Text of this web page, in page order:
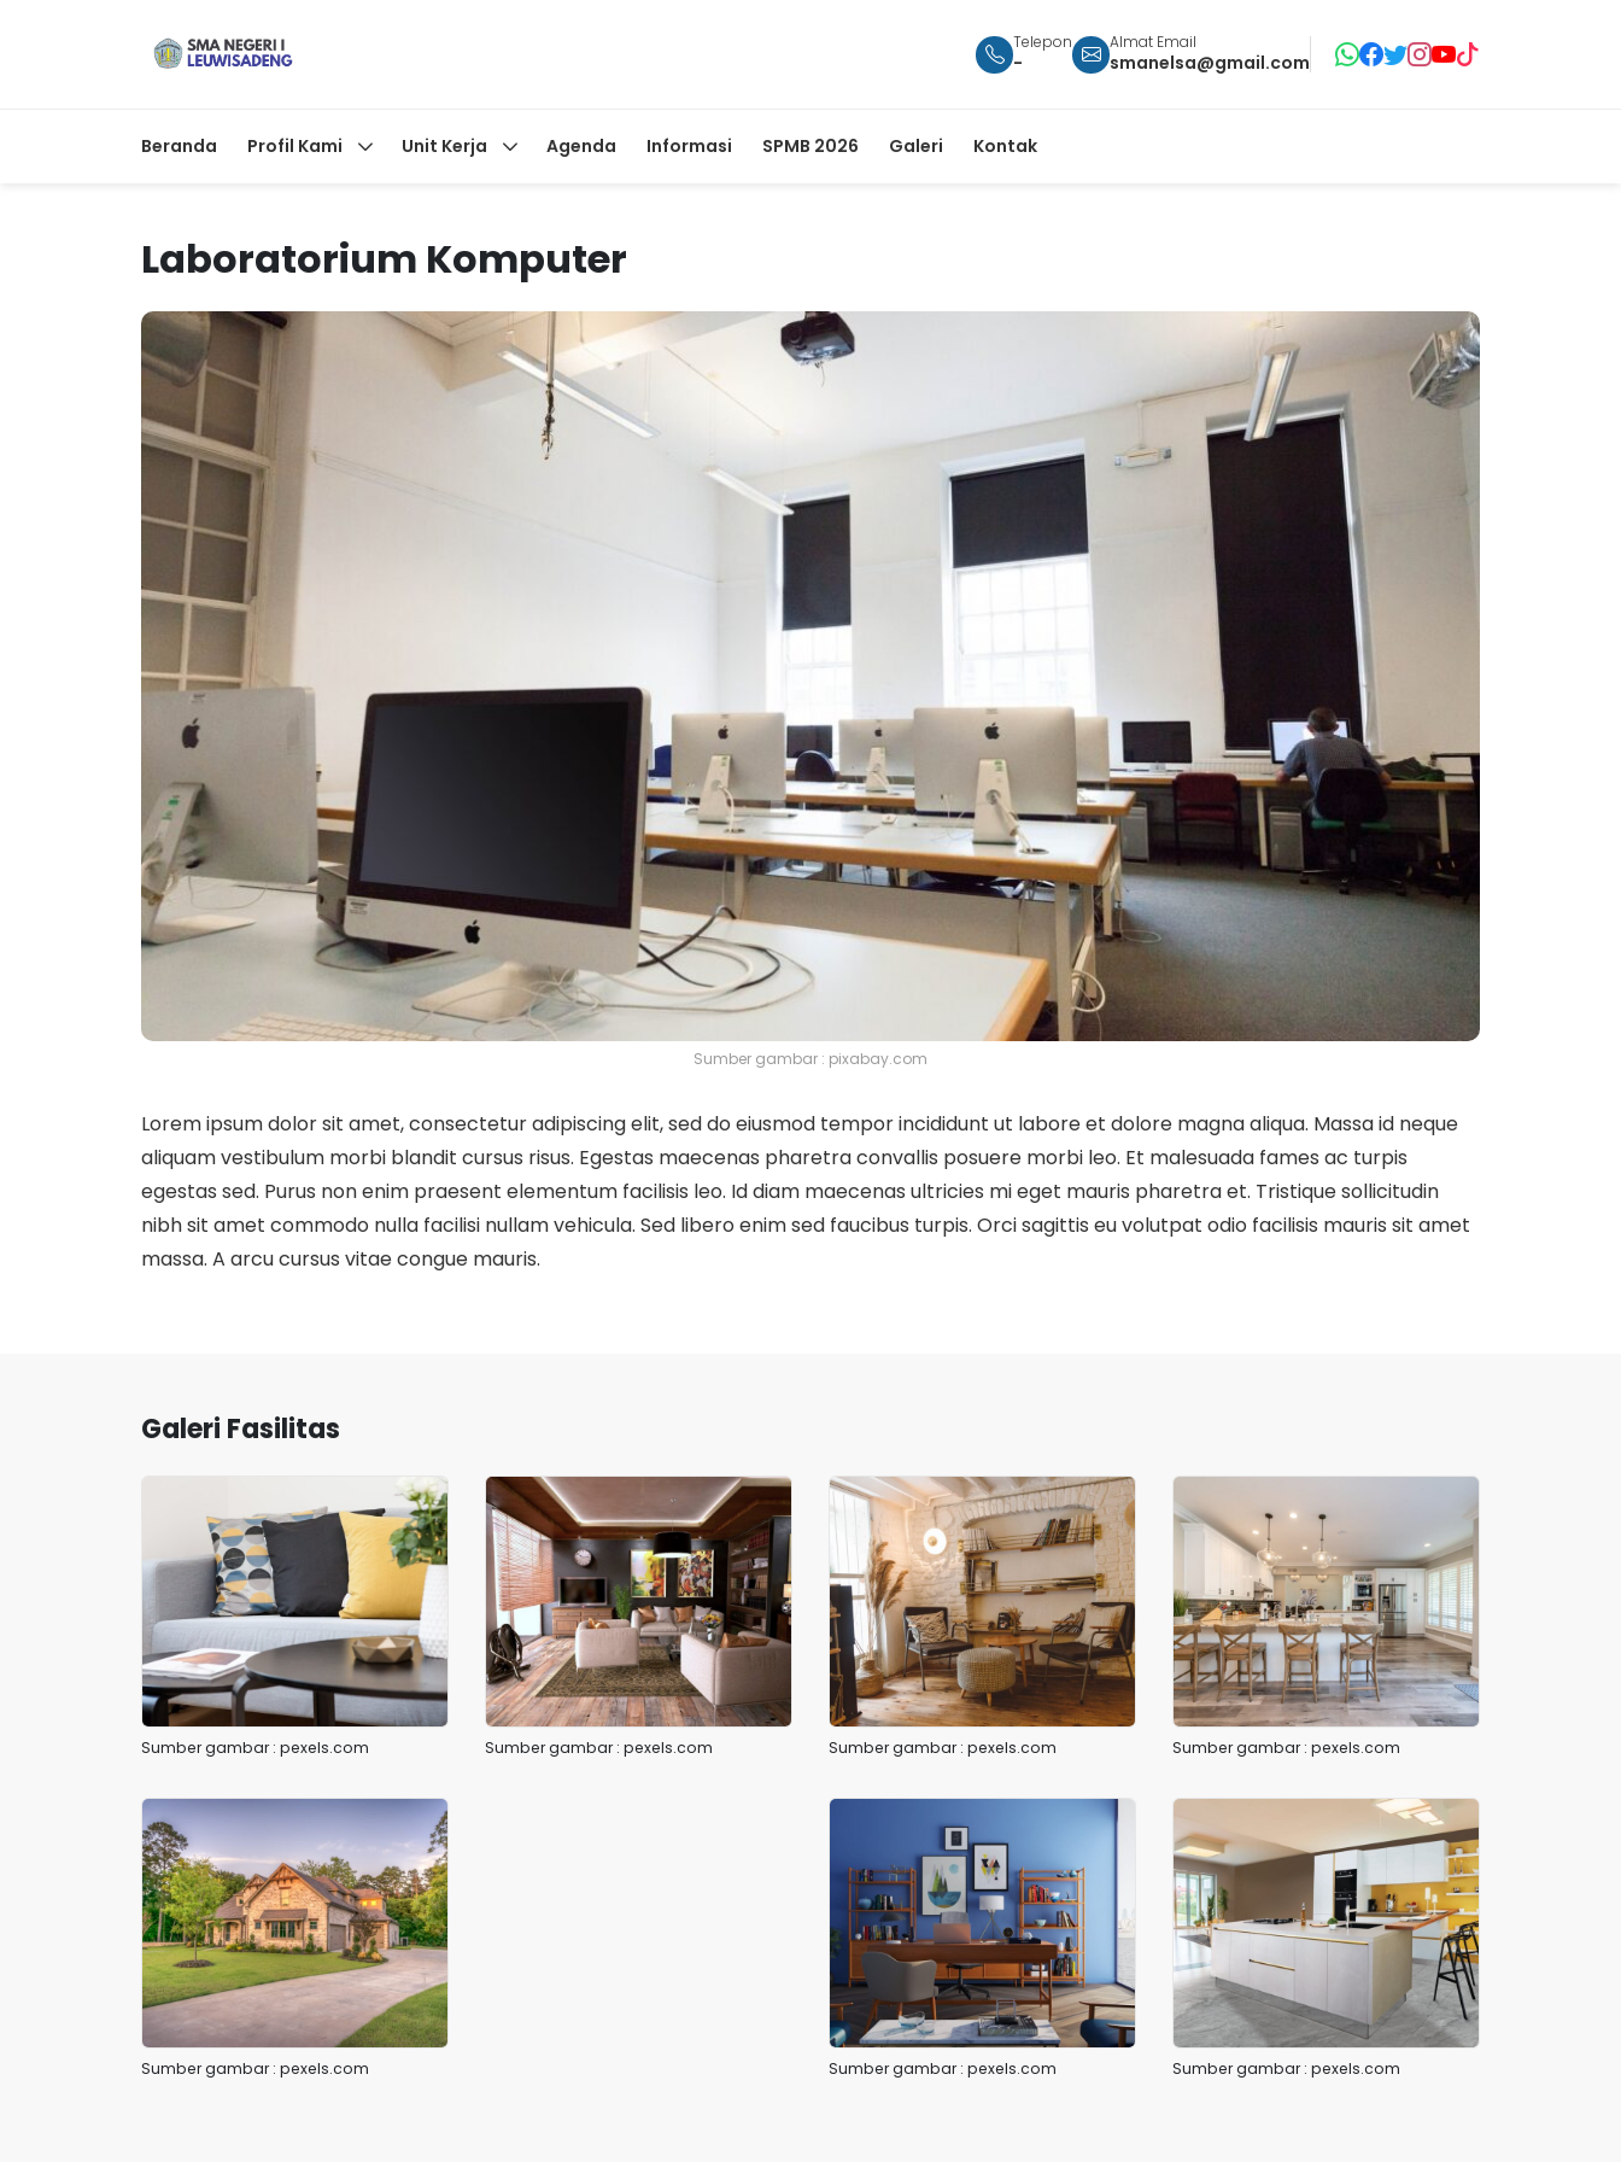
Telepon
-
Almat Email
smanelsa@gmail.com
Beranda Profil Kami Unit Kerja Agenda Informasi SPMB 2026 Galeri Kontak
Laboratorium Komputer
Sumber gambar : pixabay.com
Lorem ipsum dolor sit amet, consectetur adipiscing elit, sed do eiusmod tempor incididunt ut labore et dolore magna aliqua. Massa id neque
aliquam vestibulum morbi blandit cursus risus. Egestas maecenas pharetra convallis posuere morbi leo. Et malesuada fames ac turpis
egestas sed. Purus non enim praesent elementum facilisis leo. Id diam maecenas ultricies mi eget mauris pharetra et. Tristique sollicitudin
nibh sit amet commodo nulla facilisi nullam vehicula. Sed libero enim sed faucibus turpis. Orci sagittis eu volutpat odio facilisis mauris sit amet
massa. A arcu cursus vitae congue mauris.
Galeri Fasilitas
Sumber gambar : pexels.com Sumber gambar : pexels.com Sumber gambar : pexels.com Sumber gambar : pexels.com
Sumber gambar : pexels.com Sumber gambar : pexels.com Sumber gambar : pexels.com